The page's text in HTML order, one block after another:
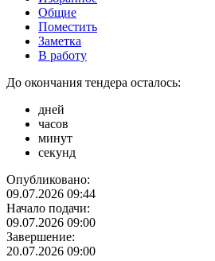
Общие
Поместить
Заметка
В работу
До окончания тендера осталось:
дней
часов
минут
секунд
Опубликовано:
09.07.2026 09:44
Начало подачи:
09.07.2026 09:00
Завершение:
20.07.2026 09:00